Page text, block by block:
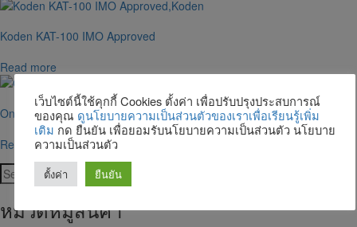
Koden KAT-100 IMO Approved
Read more
Onwa KP-6299A
Read more
Search
for:
หมวดหมู่สินค้า
เว็บไซต์นี้ใช้คุกกี้ Cookies ตั้งค่า เพื่อปรับปรุงประสบการณ์
ของคุณ ดูนโยบายความเป็นส่วนตัวของเราเพื่อเรียนรู้เพิ่ม
เติม กด ยืนยัน เพื่อยอมรับนโยบายความเป็นส่วนตัว นโยบาย
ความเป็นส่วนตัว
ตั้งค่า ยืนยัน